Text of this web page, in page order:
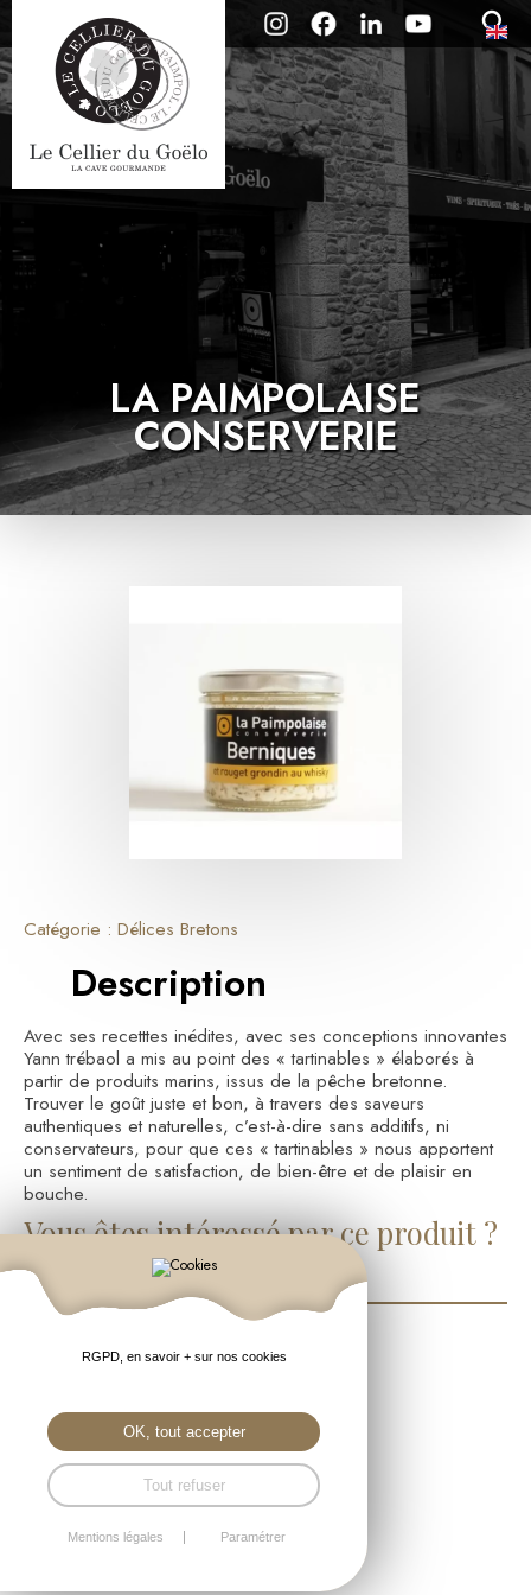
LA PAIMPOLAISE
CONSERVERIE
Catégorie : Délices Bretons
Description
Avec ses recetttes inédites, avec ses conceptions innovantes
Yann trébaol a mis au point des « tartinables » élaborés à
partir de produits marins, issus de la pêche bretonne.
Trouver le goût juste et bon, à travers des saveurs
authentiques et naturelles, c’est-à-dire sans additifs, ni
conservateurs, pour que ces « tartinables » nous apportent
un sentiment de satisfaction, de bien-être et de plaisir en
bouche.
Vous êtes intéressé par ce produit ?
Contactez-nous
RGPD, en savoir + sur nos cookies
OK, tout accepter
Tout refuser
Mentions légales Paramétrer